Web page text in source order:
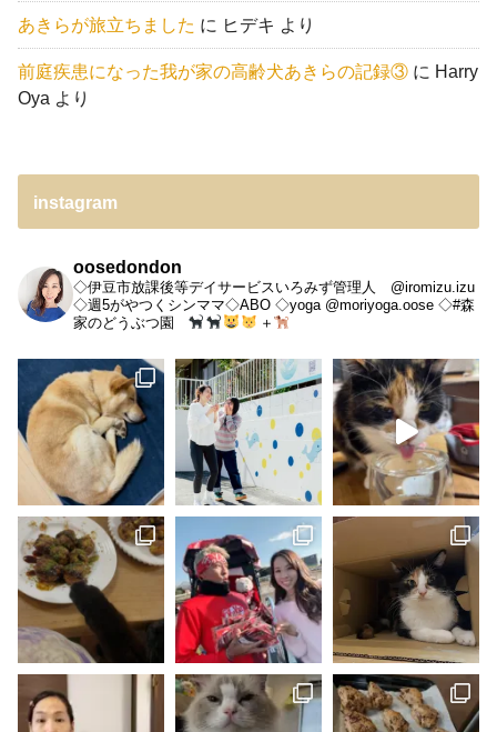
あきらが旅立ちました に ヒデキ より
前庭疾患になった我が家の高齢犬あきらの記録③ に Harry
Oya より
instagram
oosedondon
◇伊豆市放課後等デイサービスいろみず管理人 @iromizu.izu
◇週5がやつくシンママ◇ABO ◇yoga @moriyoga.oose ◇#森
家のどうぶつ園
＋